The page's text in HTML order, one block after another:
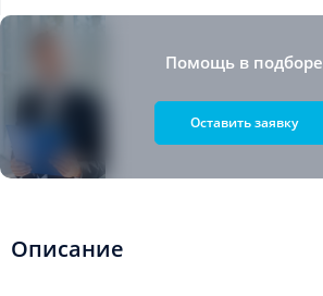
Помощь в подборе
Оставить заявку
Описание